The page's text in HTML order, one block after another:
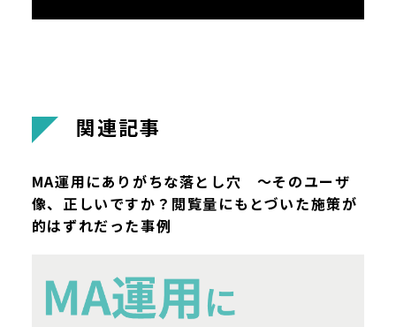
関連記事
MA運用にありがちな落とし穴 ～そのユーザ
像、正しいですか？閲覧量にもとづいた施策が
的はずれだった事例